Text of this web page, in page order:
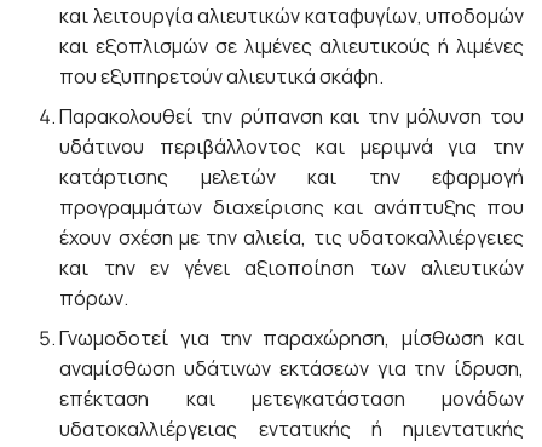
και λειτουργία αλιευτικών καταφυγίων, υποδομών
και εξοπλισμών σε λιμένες αλιευτικούς ή λιμένες
που εξυπηρετούν αλιευτικά σκάφη.
Παρακολουθεί την ρύπανση και την μόλυνση του
υδάτινου περιβάλλοντος και μεριμνά για την
κατάρτισης μελετών και την εφαρμογή
προγραμμάτων διαχείρισης και ανάπτυξης που
έχουν σχέση με την αλιεία, τις υδατοκαλλιέργειες
και την εν γένει αξιοποίηση των αλιευτικών
πόρων.
Γνωμοδοτεί για την παραχώρηση, μίσθωση και
αναμίσθωση υδάτινων εκτάσεων για την ίδρυση,
επέκταση και μετεγκατάσταση μονάδων
υδατοκαλλιέργειας εντατικής ή ημιεντατικής